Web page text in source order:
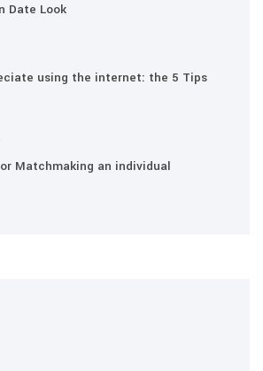
Date Look
using the internet: the 5 Tips
Matchmaking an individual